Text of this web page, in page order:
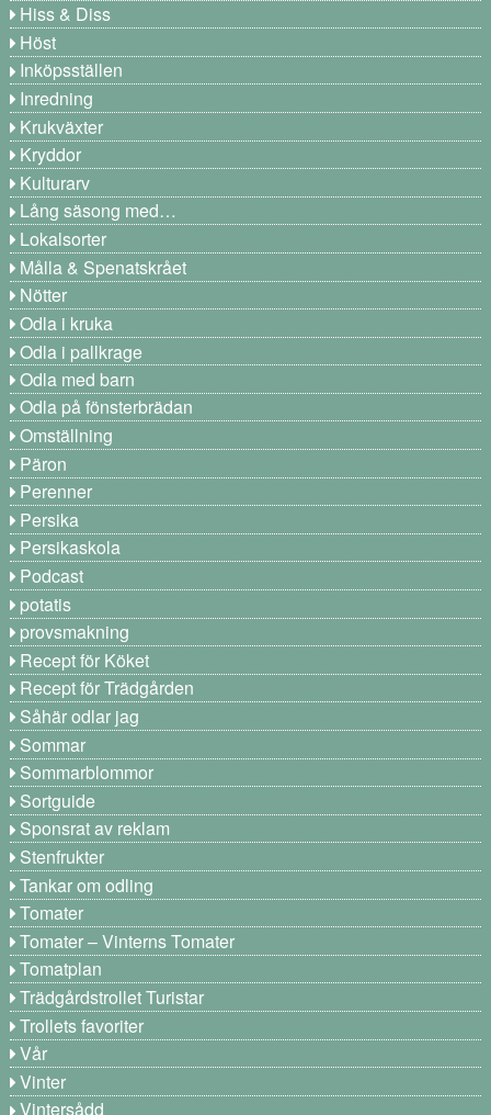
Hiss & Diss
Höst
Inköpsställen
Inredning
Krukväxter
Kryddor
Kulturarv
Lång säsong med…
Lokalsorter
Målla & Spenatskrået
Nötter
Odla i kruka
Odla i pallkrage
Odla med barn
Odla på fönsterbrädan
Omställning
Päron
Perenner
Persika
Persikaskola
Podcast
potatis
provsmakning
Recept för Köket
Recept för Trädgården
Såhär odlar jag
Sommar
Sommarblommor
Sortguide
Sponsrat av reklam
Stenfrukter
Tankar om odling
Tomater
Tomater – Vinterns Tomater
Tomatplan
Trädgårdstrollet Turistar
Trollets favoriter
Vår
Vinter
Vintersådd